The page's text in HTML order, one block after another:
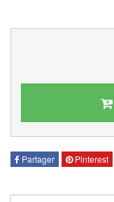
Partager Pinterest